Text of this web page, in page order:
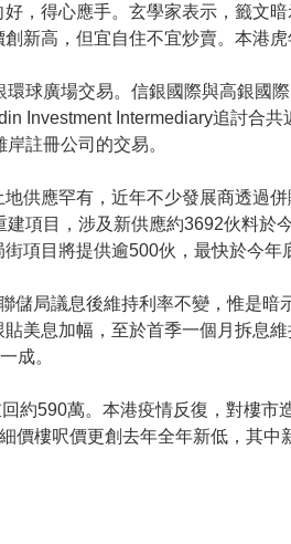
，得心應手。玄學家表示，籤文
新高，但宜自住不宜炒賣。本港
球廣場交易。信銀國際與高銀國
Investment Intermediary追討合
註冊公司的交易。
供應罕有，近年不少發展商透過
項目，涉及新供應約3692伙料於
項目將提供逾500伙，最快於今年
儲局議息後維持利率不變，惟是
美息加幅，至於首季一個月拆息
成。
約590萬。本港疫情反復，對樓
價樓呎價更創去年全年新低，其